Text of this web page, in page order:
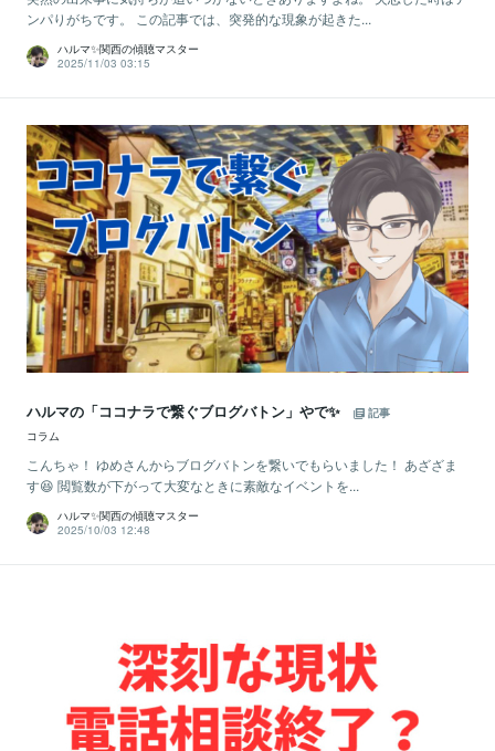
ンパりがちです。 この記事では、突発的な現象が起きた...
ハルマ✨関西の傾聴マスター
2025/11/03 03:15
ハルマの「ココナラで繋ぐブログバトン」やで✨
記事
コラム
こんちゃ！ ゆめさんからブログバトンを繋いでもらいました！ あざざま
す😆 閲覧数が下がって大変なときに素敵なイベントを...
ハルマ✨関西の傾聴マスター
2025/10/03 12:48